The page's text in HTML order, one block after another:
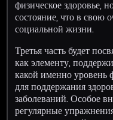
физическое здоровье,
состояние, что в свою
социальной жизни.
Третья часть будет
как элементу,
какой именно уровень
для поддержания
заболеваний. Особое
регулярные